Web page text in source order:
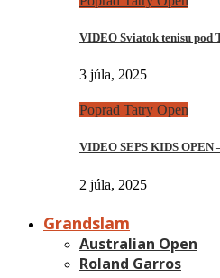
VIDEO Sviatok tenisu
3 júla, 2025
Poprad Tatry Open
VIDEO SEPS KIDS
2 júla, 2025
Grandslam
Australian Open
Roland Garros